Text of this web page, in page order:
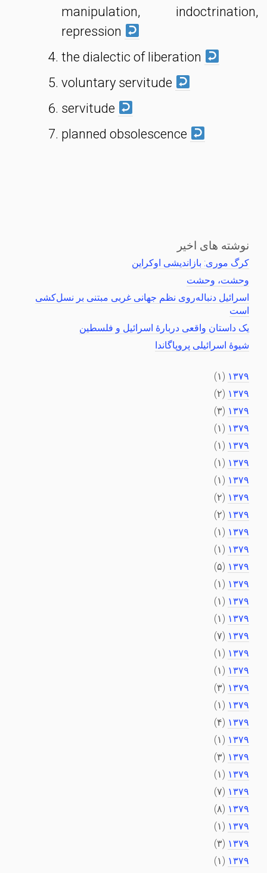
manipulation, indoctrination,
repression
the dialectic of liberation
voluntary servitude
servitude
planned obsolescence
نوشته های اخیر
کرگ موری: بازاندیشی اوکراین
وحشت، وحشت
اسرائیل دنباله‌روی نظم جهانی غربی مبتنی بر نسل‌کشی
است
یک داستان واقعی دربارهٔ اسرائیل و فلسطین
شیوهٔ اسرائیلی پروپاگاندا
۱۳۷۹ (۱)
۱۳۷۹ (۲)
۱۳۷۹ (۳)
۱۳۷۹ (۱)
۱۳۷۹ (۱)
۱۳۷۹ (۱)
۱۳۷۹ (۱)
۱۳۷۹ (۲)
۱۳۷۹ (۲)
۱۳۷۹ (۱)
۱۳۷۹ (۱)
۱۳۷۹ (۵)
۱۳۷۹ (۱)
۱۳۷۹ (۱)
۱۳۷۹ (۱)
۱۳۷۹ (۷)
۱۳۷۹ (۱)
۱۳۷۹ (۱)
۱۳۷۹ (۳)
۱۳۷۹ (۱)
۱۳۷۹ (۴)
۱۳۷۹ (۱)
۱۳۷۹ (۳)
۱۳۷۹ (۱)
۱۳۷۹ (۷)
۱۳۷۹ (۸)
۱۳۷۹ (۱)
۱۳۷۹ (۳)
۱۳۷۹ (۱)